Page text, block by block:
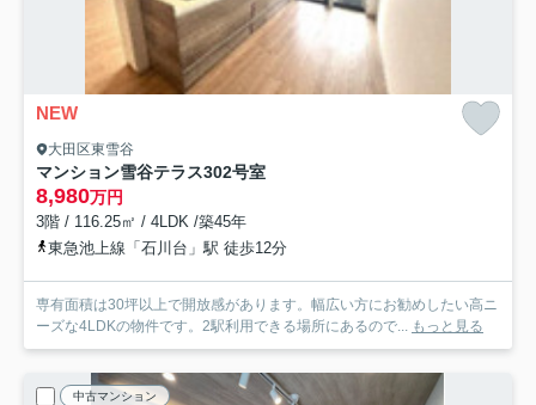
NEW
大田区東雪谷
マンション雪谷テラス302号室
8,980万円
3階 / 116.25㎡ / 4LDK /築45年
東急池上線「石川台」駅 徒歩12分
専有面積は30坪以上で開放感があります。幅広い方にお勧めしたい高ニ
ーズな4LDKの物件です。2駅利用できる場所にあるので... もっと見る
中古マンション